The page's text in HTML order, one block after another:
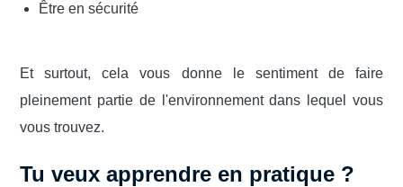
Être en sécurité
Et surtout, cela vous donne le sentiment de faire
pleinement partie de l'environnement dans lequel vous
vous trouvez.
Tu veux apprendre en pratique ?